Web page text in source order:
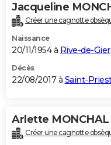
Jacqueline
Créer une cagnotte
Naissance
20/11/1954 à Rive-de-Gier
Décès
22/08/2017 à Saint-
Arlette MONCHAL
Créer une cagnotte